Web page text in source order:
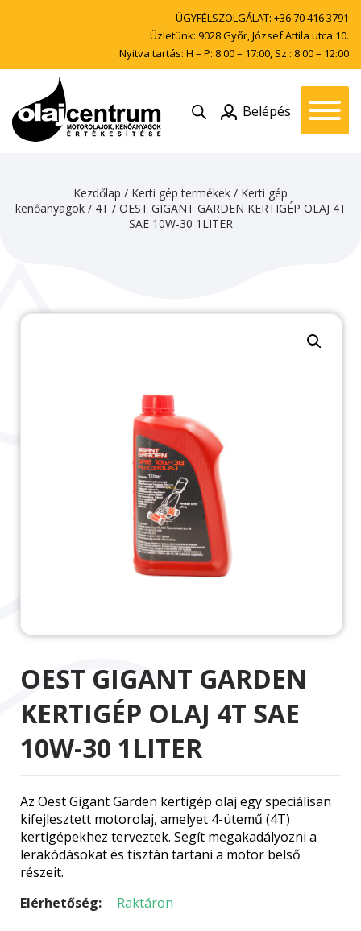
ÜGYFÉLSZOLGÁLAT: +36 70 416 3791
Üzletünk: 9028 Győr, József Attila utca 10.
Nyitva tartás: H – P: 8:00 – 17:00, Sz.: 8:00 – 12:00
Belépés
Kezdőlap / Kerti gép termékek / Kerti gép
kenőanyagok/ 4T / OEST GIGANT GARDEN KERTIGÉP OLAJ 4T
SAE 10W-30 1LITER
OEST GIGANT GARDEN
KERTIGÉP OLAJ 4T SAE
10W-30 1LITER
Az Oest Gigant Garden kertigép olaj egy speciálisan
kifejlesztett motorolaj, amelyet 4-ütemű (4T)
kertigépekhez terveztek. Segít megakadályozni a
lerakódásokat és tisztán tartani a motor belső
részeit.
Elérhetőség:
Raktáron